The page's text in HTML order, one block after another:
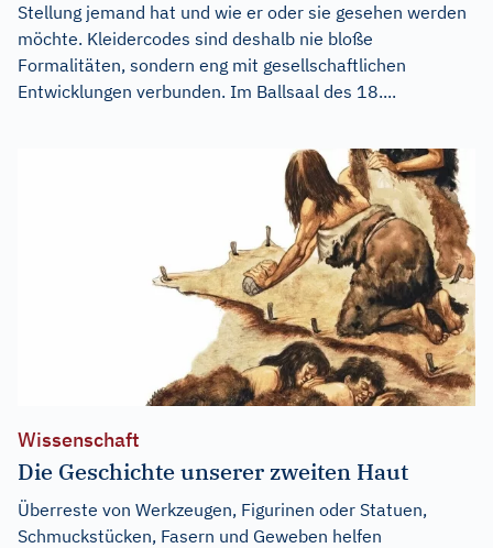
Stellung jemand hat und wie er oder sie gesehen werden
möchte. Kleidercodes sind deshalb nie bloße
Formalitäten, sondern eng mit gesellschaftlichen
Entwicklungen verbunden. Im Ballsaal des 18....
Wissenschaft
Die Geschichte unserer zweiten Haut
Überreste von Werkzeugen, Figurinen oder Statuen,
Schmuckstücken, Fasern und Geweben helfen